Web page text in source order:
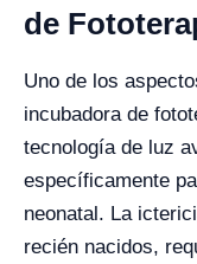
de
Uno de los
incubadora de
tecnología de luz
específicamente
neonatal. La
recién nacidos,